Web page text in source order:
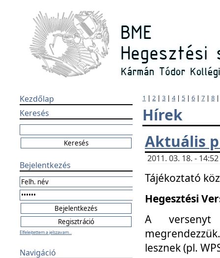
Kezdőlap
Keresés
Bejelentkezés
Elfelejtettem a jelszavam...
Navigáció
1 | 2 | 3 | 4| 5 | 6 | 7 | 8
Hírek
Aktuális
2011. 03. 18. -
Tájékoztató
Hegesztési
A versenyt
lesznek (pl.